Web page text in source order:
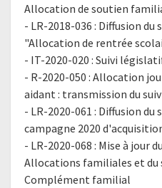
Allocation de soutien
- LR-2018-036 : Diffusion
"Allocation de rentrée
- IT-2020-020 : Suivi
- R-2020-050 : Allocation
aidant : transmission du
- LR-2020-061 : Diffusion
campagne 2020
- LR-2020-068 : Mise à jour
Allocations familiales et
Complément familial